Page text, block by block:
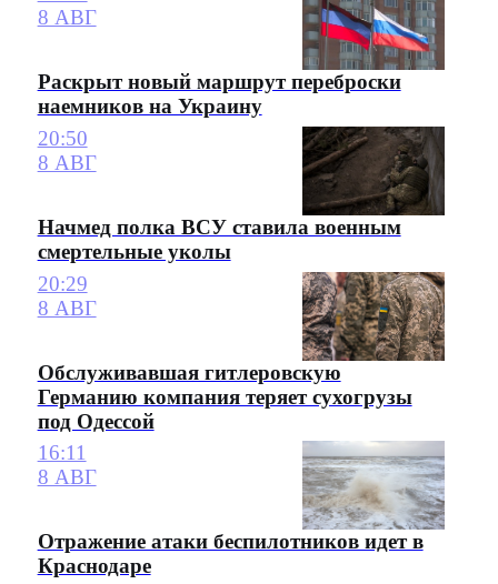
8 АВГ
Раскрыт новый маршрут переброски
наемников на Украину
20:50
8 АВГ
Начмед полка ВСУ ставила военным
смертельные уколы
20:29
8 АВГ
Обслуживавшая гитлеровскую
Германию компания теряет сухогрузы
под Одессой
16:11
8 АВГ
Отражение атаки беспилотников идет в
Краснодаре